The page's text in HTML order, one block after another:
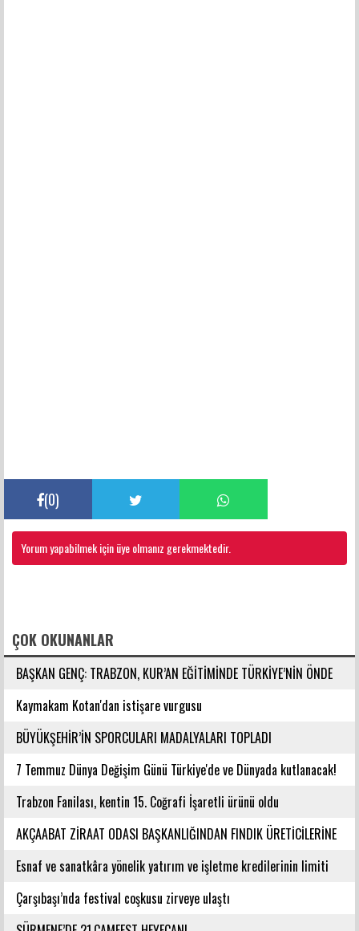
(0)
Yorum yapabilmek için üye olmanız gerekmektedir.
ÇOK OKUNANLAR
BAŞKAN GENÇ: TRABZON, KUR’AN EĞİTİMİNDE TÜRKİYE’NİN ÖNDE
GELEN ŞEHİRLERİNDENDİR
Kaymakam Kotan'dan istişare vurgusu
BÜYÜKŞEHİR’İN SPORCULARI MADALYALARI TOPLADI
7 Temmuz Dünya Değişim Günü Türkiye'de ve Dünyada kutlanacak!
Trabzon Fanilası, kentin 15. Coğrafi İşaretli ürünü oldu
AKÇAABAT ZİRAAT ODASI BAŞKANLIĞINDAN FINDIK ÜRETİCİLERİNE
AĞUSTOS AYI İÇİN UYARI!
Esnaf ve sanatkâra yönelik yatırım ve işletme kredilerinin limiti
artırıldı
Çarşıbaşı’nda festival coşkusu zirveye ulaştı